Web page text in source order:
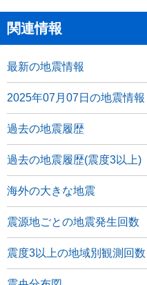
関連情報
最新の地震情報
2025年07月07日の地震情報
過去の地震履歴
過去の地震履歴(震度3以上)
海外の大きな地震
震源地ごとの地震発生回数
震度3以上の地域別観測回数